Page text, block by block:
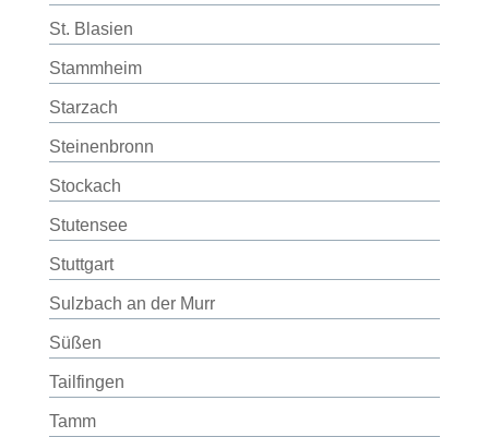
St. Blasien
Stammheim
Starzach
Steinenbronn
Stockach
Stutensee
Stuttgart
Sulzbach an der Murr
Süßen
Tailfingen
Tamm